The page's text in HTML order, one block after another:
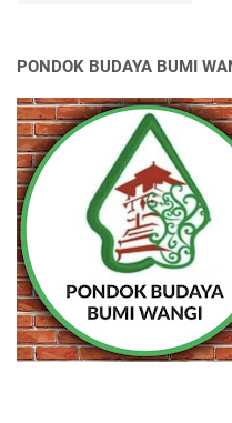
PONDOK BUDAYA BUMI